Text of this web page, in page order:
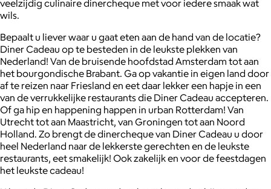
veelzijdig culinaire dinercheque met voor iedere smaak wat
wils.
Bepaalt u liever waar u gaat eten aan de hand van de locatie?
Diner Cadeau op te besteden in de leukste plekken van
Nederland! Van de bruisende hoofdstad Amsterdam tot aan
het bourgondische Brabant. Ga op vakantie in eigen land door
af te reizen naar Friesland en eet daar lekker een hapje in een
van de verrukkelijke restaurants die Diner Cadeau accepteren.
Of ga hip en happening happen in urban Rotterdam! Van
Utrecht tot aan Maastricht, van Groningen tot aan Noord
Holland. Zo brengt de dinercheque van Diner Cadeau u door
heel Nederland naar de lekkerste gerechten en de leukste
restaurants, eet smakelijk! Ook zakelijk en voor de feestdagen
het leukste cadeau!